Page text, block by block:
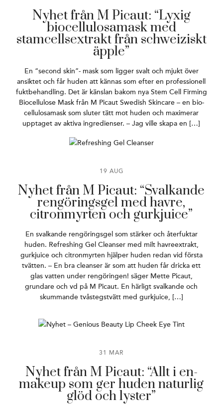
Nyhet från M Picaut: “Lyxig
biocellulosamask med
stamcellsextrakt från schweiziskt
äpple”
En “second skin”- mask som ligger svalt och mjukt över
ansiktet och får huden att kännas som efter en professionell
fuktbehandling. Det är känslan bakom nya Stem Cell Firming
Biocellulose Mask från M Picaut Swedish Skincare – en bio-
cellulosamask som sluter tätt mot huden och maximerar
upptaget av aktiva ingredienser. – Jag ville skapa en […]
19 AUG
Nyhet från M Picaut: “Svalkande
rengöringsgel med havre,
citronmyrten och gurkjuice”
En svalkande rengöringsgel som stärker och återfuktar
huden. Refreshing Gel Cleanser med milt havreextrakt,
gurkjuice och citronmyrten hjälper huden redan vid första
tvätten. – En bra cleanser är som att huden får dricka ett
glas vatten under rengöringen! säger Mette Picaut,
grundare och vd på M Picaut. En härligt svalkande och
skummande tvåstegstvätt med gurkjuice, […]
31 MAR
Nyhet från M Picaut: “Allt i en-
makeup som ger huden naturlig
glöd och lyster”